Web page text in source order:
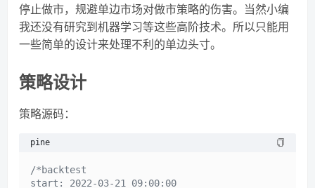
停止做市，规避单边市场对做市策略的伤害。当然小编
我还没有研究到机器学习等这些高阶技术。所以只能用
一些简单的设计来处理不利的单边头寸。
策略设计
策略源码：
pine
/*backtest
start: 2022-03-21 09:00:00